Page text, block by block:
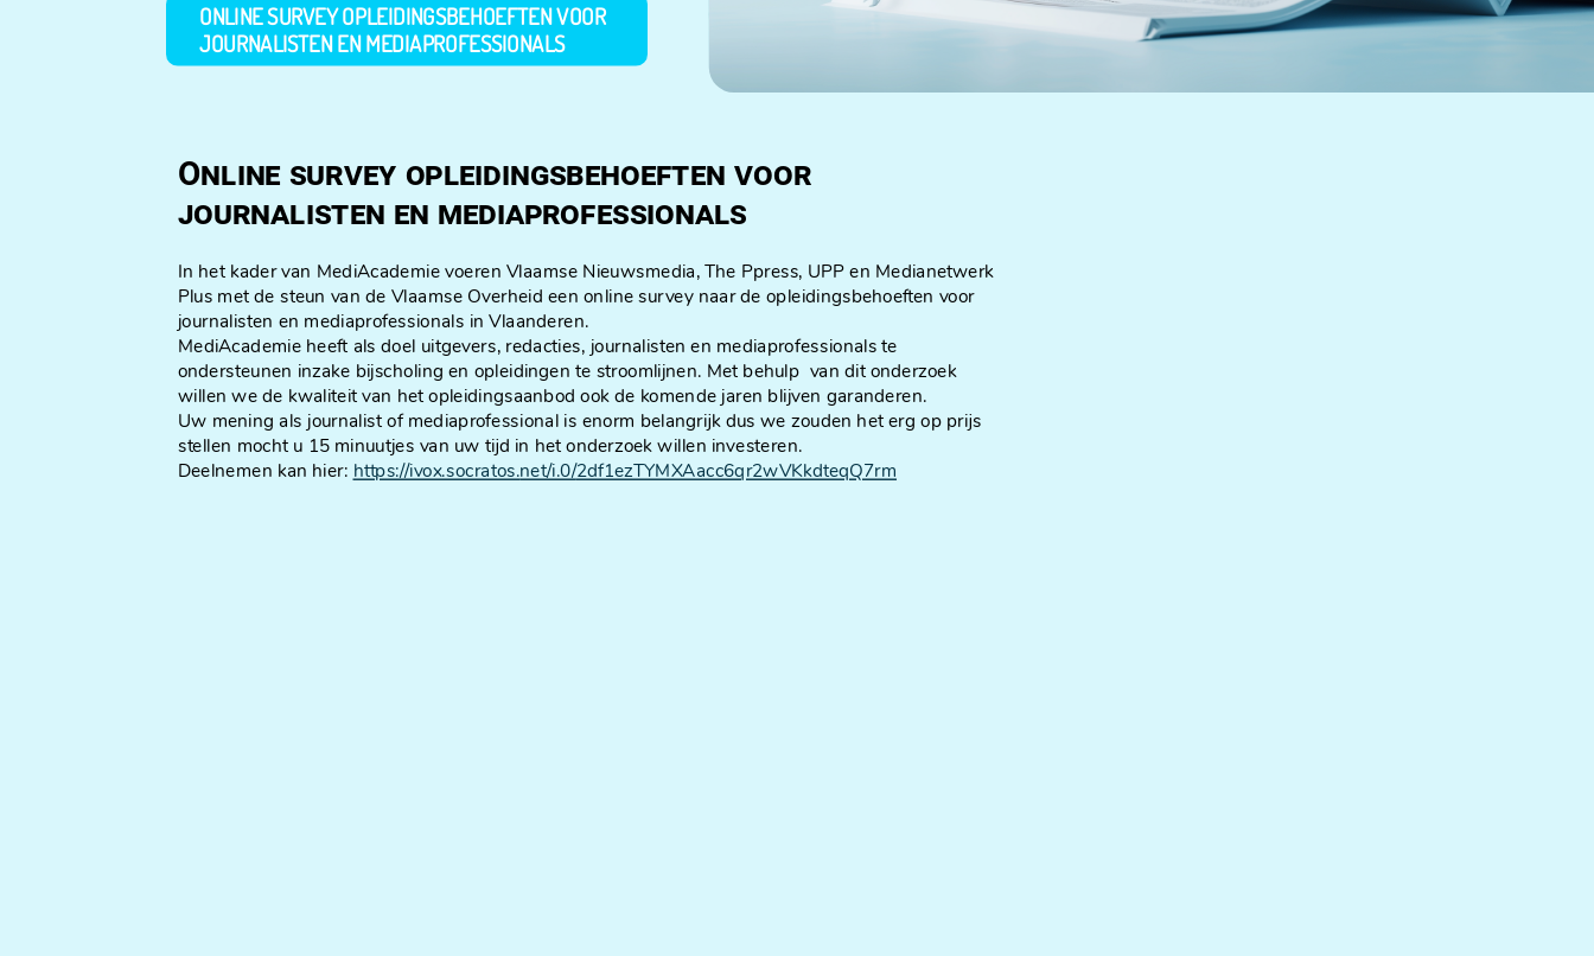
ONLINE SURVEY OPLEIDINGSBEHOEFTEN VOOR
JOURNALISTEN EN MEDIAPROFESSIONALS
Online survey opleidingsbehoeften voor
journalisten en mediaprofessionals
In het kader van MediAcademie voeren Vlaamse Nieuwsmedia, The Ppress, UPP en Medianetwerk
Plus met de steun van de Vlaamse Overheid een online survey naar de opleidingsbehoeften voor
journalisten en mediaprofessionals in Vlaanderen.
MediAcademie heeft als doel uitgevers, redacties, journalisten en mediaprofessionals te
ondersteunen inzake bijscholing en opleidingen te stroomlijnen. Met behulp van dit onderzoek
willen we de kwaliteit van het opleidingsaanbod ook de komende jaren blijven garanderen.
Uw mening als journalist of mediaprofessional is enorm belangrijk dus we zouden het erg op prijs
stellen mocht u 15 minuutjes van uw tijd in het onderzoek willen investeren.
Deelnemen kan hier: https://ivox.socratos.net/i.0/2df1ezTYMXAacc6qr2wVKkdteqQ7rm